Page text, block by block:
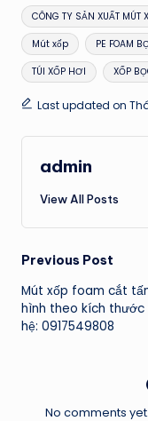
Tags:
CÔNG TY SẢN XUẤT MÚT
Mút xốp PE FOAM
TÚI XỐP HƠI XỐP
Last updated on
admin
View All Posts
Post
Previous Post
Mút xốp foam cắt
hình theo kích thước
hệ: 0917549808
No comments